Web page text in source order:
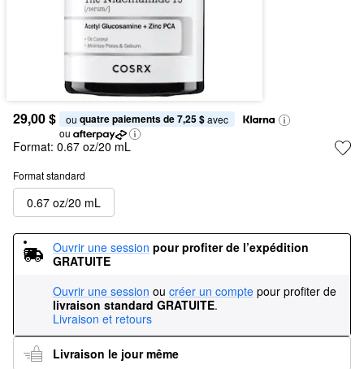
29,00 $ ou quatre paiements de 7,25 $ avec
ou
Format: 0.67 oz/20 mL
Format standard
0.67 oz/20 mL
Ouvrir une session pour profiter de l’expédition
GRATUITE
Ouvrir une session ou créer un compte pour profiter de
livraison standard GRATUITE.
Livraison et retours
Livraison le jour même